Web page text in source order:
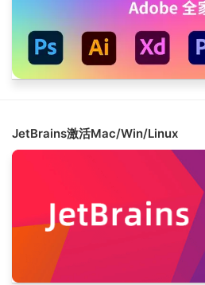
JetBrains激活Mac/Win/Linux